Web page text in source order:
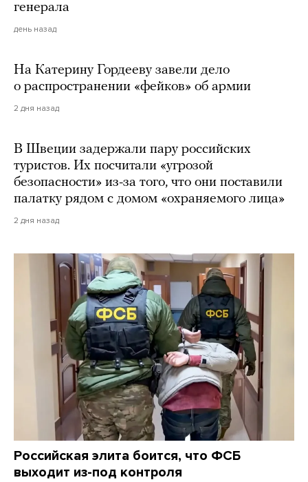
генерала
день назад
На Катерину Гордееву завели дело
о распространении «фейков» об армии
2 дня назад
В Швеции задержали пару российских
туристов. Их посчитали «угрозой
безопасности» из-за того, что они поставили
палатку рядом с домом «охраняемого лица»
2 дня назад
Российская элита боится, что ФСБ
выходит из-под контроля